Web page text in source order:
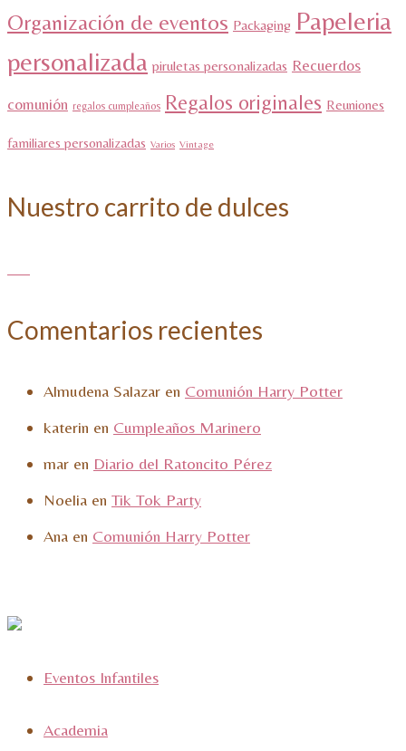
Organización de eventos Packaging Papeleria
personalizada piruletas personalizadas Recuerdos
comunión regalos cumpleaños Regalos originales Reuniones
familiares personalizadas Varios Vintage
Nuestro carrito de dulces
Comentarios recientes
Almudena Salazar en Comunión Harry Potter
katerin en Cumpleaños Marinero
mar en Diario del Ratoncito Pérez
Noelia en Tik Tok Party
Ana en Comunión Harry Potter
Eventos Infantiles
Academia